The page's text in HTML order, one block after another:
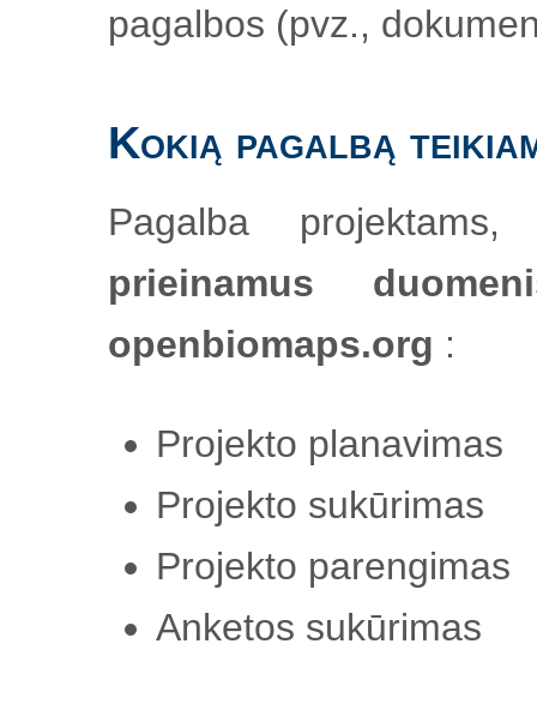
pagalbos (pvz.,
Kokią pagalbą
Pagalba
prieinamus
openbiomaps.org :
Projekto planavimas
Projekto sukūrimas
Projekto parengimas
Anketos sukūrimas